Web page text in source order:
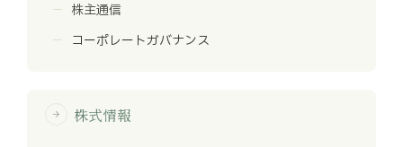
株主通信
コーポレートガバナンス
arrow_forward 株式情報